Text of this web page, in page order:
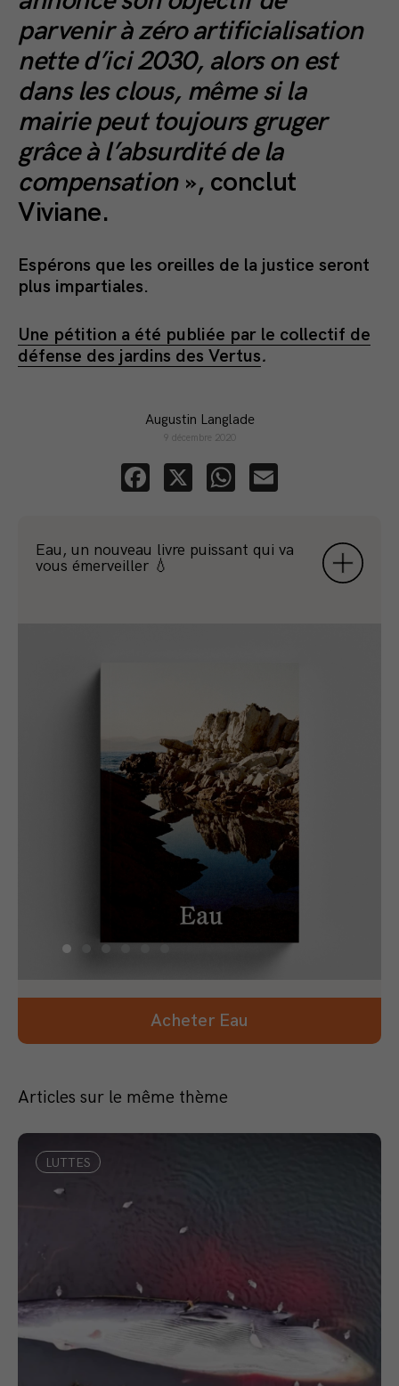
parvenir à zéro artificialisation
nette d’ici 2030, alors on est
dans les clous, même si la
mairie peut toujours gruger
grâce à l’absurdité de la
compensation», conclut
Viviane.
Espérons que les oreilles de la justice seront
plus impartiales.
Une pétition a été publiée par le collectif de
défense des jardins des Vertus.
Augustin Langlade
9 décembre 2020
Facebook
X WhatsApp
Eau, un nouveau livre puissant qui va
vous émerveiller 💧
Acheter Eau
Articles sur le même thème
LUTTES